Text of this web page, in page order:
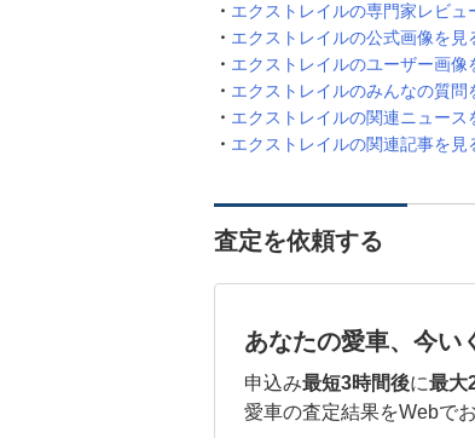
エクストレイルの専門家レビュ
エクストレイルの公式画像を見
エクストレイルのユーザー画像
エクストレイルのみんなの質問
エクストレイルの関連ニュース
エクストレイルの関連記事を見
査定を依頼する
あなたの愛車、今い
申込み最短3時間後に最大
愛車の査定結果をWebで